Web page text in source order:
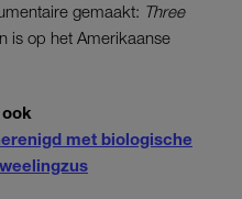
gemaakt: Three
is op het Amerikaanse
met biologische